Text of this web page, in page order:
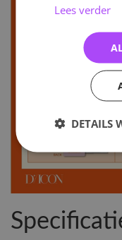
Lees verder
DETAILS